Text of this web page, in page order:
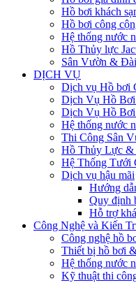
Hồ bơi khách
Hồ bơi công
Hệ thống nước
Hồ Thủy lực
Sân Vườn &
DỊCH VỤ
Dịch vụ Hồ bơi
Dịch Vụ Hồ Bơi
Dịch Vụ Hồ
Hệ thống nước
Thi Công Sân
Hồ Thủy Lực &
Hệ Thống Tưới
Dịch vụ hậu mãi
Hướng
Quy định
Hỗ trợ
Công Nghệ và Kiến
Công nghệ hồ
Thiết bị hồ bơi
Hệ thống nước
Kỹ thuật thi